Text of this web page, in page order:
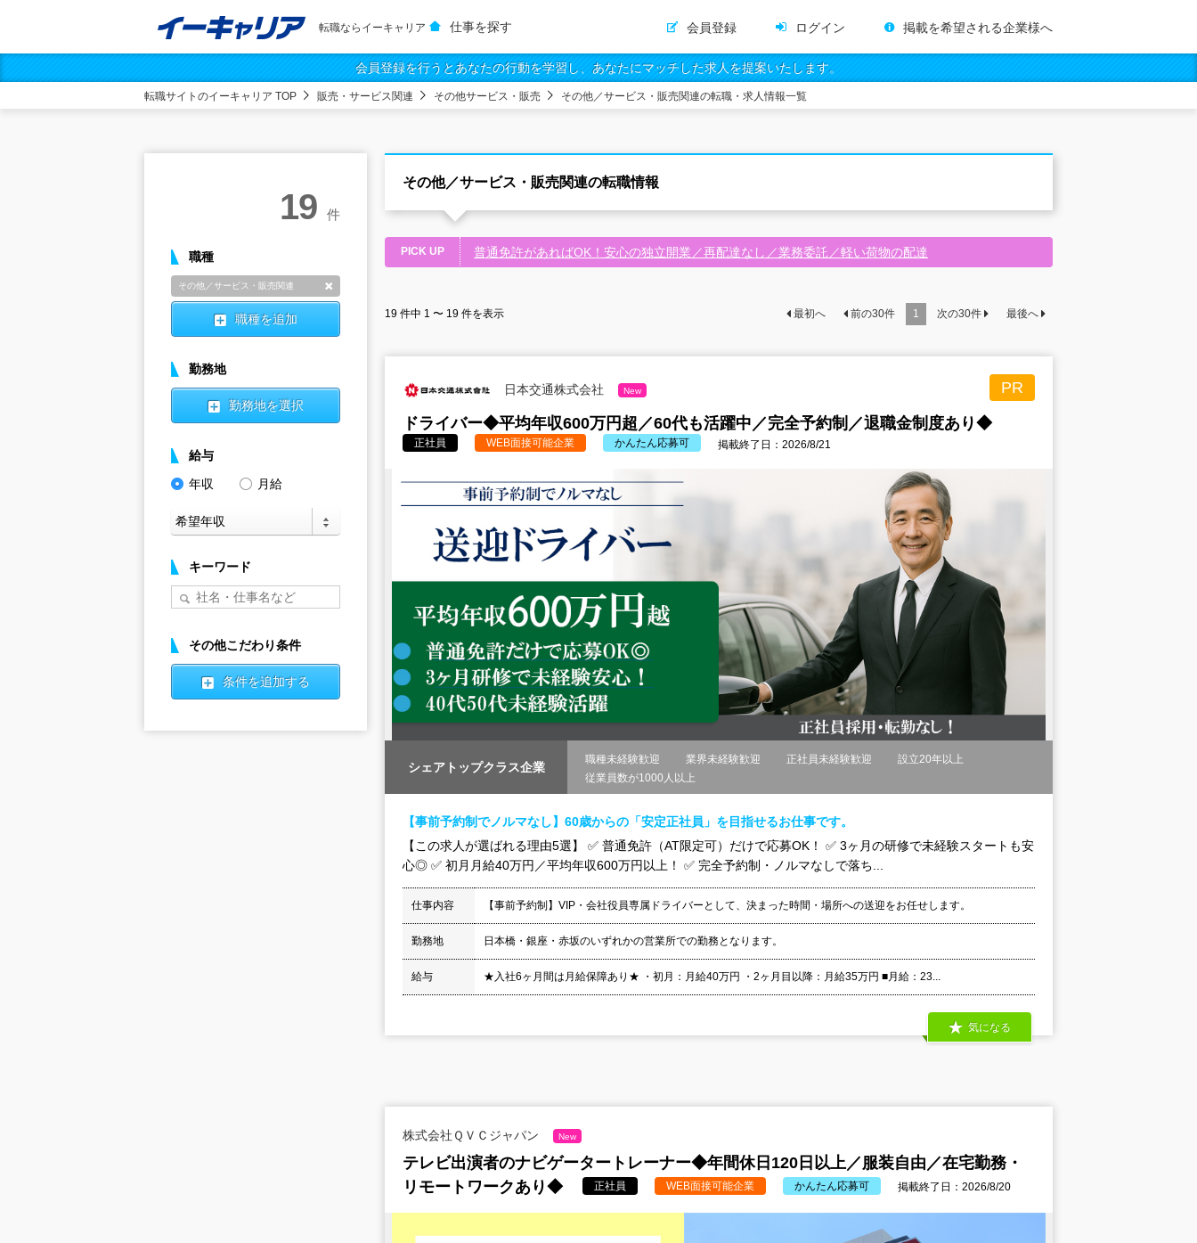
転職ならイーキャリア 仕事を探す 会員登録 ログイン 掲載を希望される企業様へ
会員登録を行うとあなたの行動を学習し、あなたにマッチした求人を提案いたします。
転職サイトのイーキャリア TOP 販売・サービス関連 その他サービス・販売 その他／サービス・販売関連の転職・求人情報一覧
その他／サービス・販売関連の転職情報
PICK UP 普通免許があればOK！安心の独立開業／再配達なし／業務委託／軽い荷物の配達
19 件中 1 〜 19 件を表示 最初へ 前の30件 1 次の30件 最後へ
日本交通株式会社 New
PR
ドライバー◆平均年収600万円超／60代も活躍中／完全予約制／退職金制度あり◆
正社員 WEB面接可能企業 かんたん応募可 掲載終了日：2026/8/21
シェアトップクラス企業
職種未経験歓迎 業界未経験歓迎 正社員未経験歓迎
設立20年以上
従業員数が1000人以上
【事前予約制でノルマなし】60歳からの「安定正社員」を目指せるお仕事です。
【この求人が選ばれる理由5選】 ✅ 普通免許（AT限定可）だけで応募OK！ ✅ 3ヶ月の研修で未経験スタートも安
心◎ ✅ 初月月給40万円／平均年収600万円以上！ ✅ 完全予約制・ノルマなしで落ち...
仕事内容 【事前予約制】VIP・会社役員専属ドライバーとして、決まった時間・場所への送迎をお任せします。
勤務地 日本橋・銀座・赤坂のいずれかの営業所での勤務となります。
給与 ★入社6ヶ月間は月給保障あり★ ・初月：月給40万円 ・2ヶ月目以降：月給35万円 ■月給：23...
気になる
株式会社ＱＶＣジャパン New
テレビ出演者のナビゲータートレーナー◆年間休日120日以上／服装自由／在宅勤務・
リモートワークあり◆
正社員 WEB面接可能企業 かんたん応募可 掲載終了日：2026/8/20
19 件
職種
その他／サービス・販売関連
職種を追加
勤務地
勤務地を選択
給与
年収
月給
キーワード
その他こだわり条件
条件を追加する